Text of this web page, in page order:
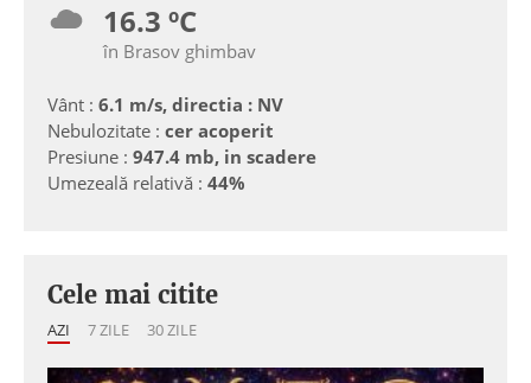
16.3 ºC
în Brasov ghimbav
Vânt : 6.1 m/s, directia : NV
Nebulozitate : cer acoperit
Presiune : 947.4 mb, in scadere
Umezeală relativă : 44%
Cele mai citite
AZI 7 ZILE 30 ZILE